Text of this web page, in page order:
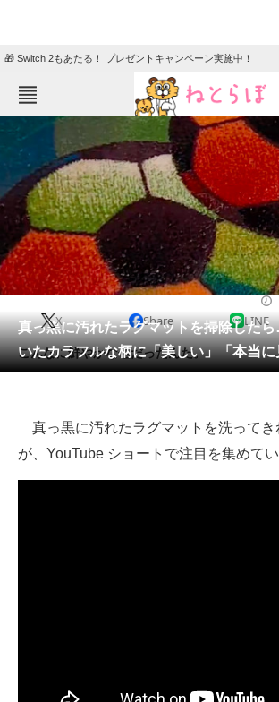
🎁 Switch 2もあたる！ プレゼントキャンペーン実施中！
ねとらぼメニュー
TOP ニュース
エンタメ クイズ
グルメ 地域
住まい 教育・育児
動物 リサーチ
会員記事
メディア
スマホと通信の最新トレンド
真っ黒に汚れたラグマットを掃除し
いたカラフルな柄に「美しい」「本当
X Share LINE
こんなに鮮やかな色だったんだ。
真っ黒に汚れたラグマットを洗ってき
が、YouTube ショートで注目を集めてい